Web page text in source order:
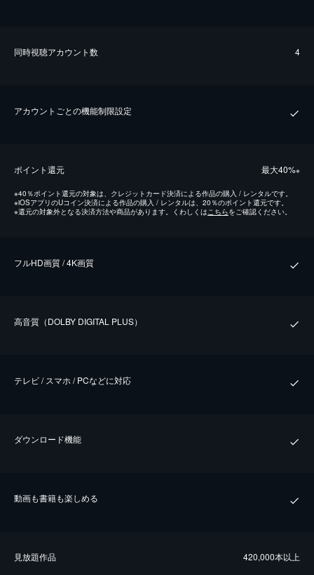
同時視聴アカウント数 4
アカウントごとの機能制限設定
ポイント還元 最⼤40%※
※40％ポイント還元の対象は、クレジットカード決済による作品の購入 / レンタルです。
※iOSアプリのUコイン決済による作品の購入 / レンタルは、20％のポイント還元です。
※還元の対象外となる決済方法や商品があります。くわしくはこちらをご確認ください。
フルHD画質 / 4K画質
⾼⾳質（DOLBY DIGITAL PLUS）
テレビ / スマホ / PCなどに対応
ダウンロード機能
動画も書籍も楽しめる
⾒放題作品 420,000本以上